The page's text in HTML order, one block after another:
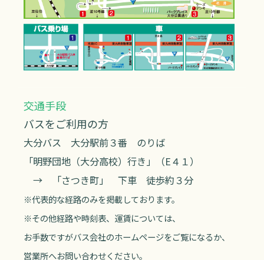
交通手段
バスをご利用の方
大分バス 大分駅前３番 のりば
「明野団地（大分高校）行き」（E４１）
→ 「さつき町」 下車 徒歩約３分
※代表的な経路のみを掲載しております。
※その他経路や時刻表、運賃については、
お手数ですがバス会社のホームページをご覧になるか、
営業所へお問い合わせください。